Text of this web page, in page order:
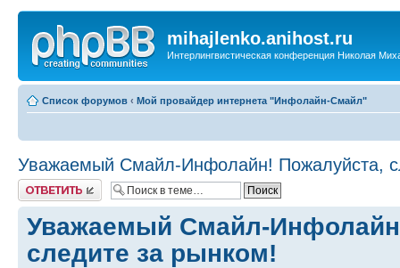
mihajlenko.anihost.ru
Интерлингвистическая конференция Николая
Список форумов ‹ Мой провайдер интернета "Инфолайн-Смайл"
Уважаемый Смайл-Инфолайн! Пожалуйста,
Ответить
Уважаемый Смайл-
следите за рынком!